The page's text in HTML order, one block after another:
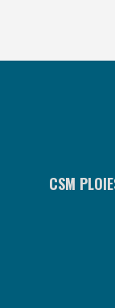
CSM